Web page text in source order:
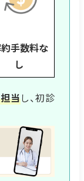
手数料な
し
当し、初診